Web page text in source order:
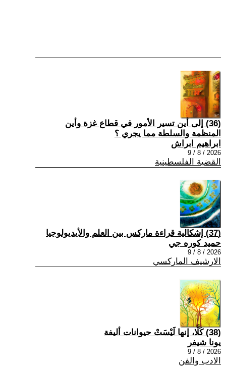
(36) إلى أين تسير الأمور في قطاع غزة وأين
المنظمة والسلطة مما يجري ؟
ابراهيم ابراش
2026 / 8 / 9
القضية الفلسطينية
(37) إشكالية قراءة ماركس بين العلم والأيديولوجيا
حميد كوره جي
2026 / 8 / 9
الارشيف الماركسي
(38) كَلَّا، إنها لَيْسَتْ حيوانات أليفة
يونا شيفر
2026 / 8 / 9
الادب والفن